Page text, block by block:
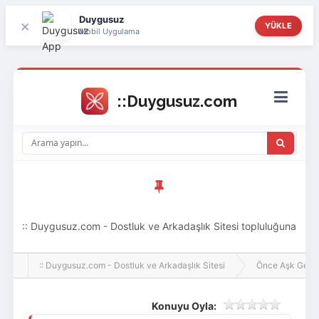
× Duygusuz
Mobil Uygulama
YÜKLE
:: Duygusuz.com - Dostluk ve Arkadaşlık Sitesi topluluğuna
hoş geldin ziyaretçi! Aramıza katılmak istersen kayıt
:: Duygusuz.com - Dostluk ve Arkadaşlık Sitesi Önce Aşk Gelir
Konuyu Oyla: